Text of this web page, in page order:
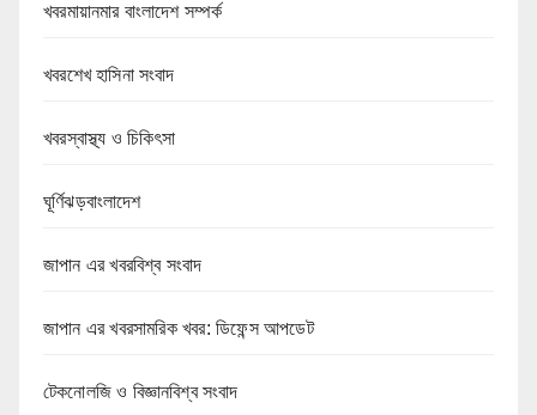
খবরমায়ানমার বাংলাদেশ সম্পর্ক
খবরশেখ হাসিনা সংবাদ
খবরস্বাস্থ্য ও চিকিৎসা
ঘূর্ণিঝড়বাংলাদেশ
জাপান এর খবরবিশ্ব সংবাদ
জাপান এর খবরসামরিক খবর: ডিফেন্স আপডেট
টেকনোলজি ও বিজ্ঞানবিশ্ব সংবাদ